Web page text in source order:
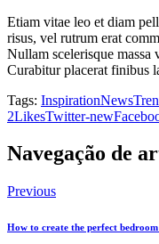
Etiam vitae leo et diam
risus, vel rutrum erat
Nullam scelerisque massa
Curabitur placerat finibus
Tags: InspirationNews
2LikesTwitter-new
Navegação de
Previous
How to create the perfect